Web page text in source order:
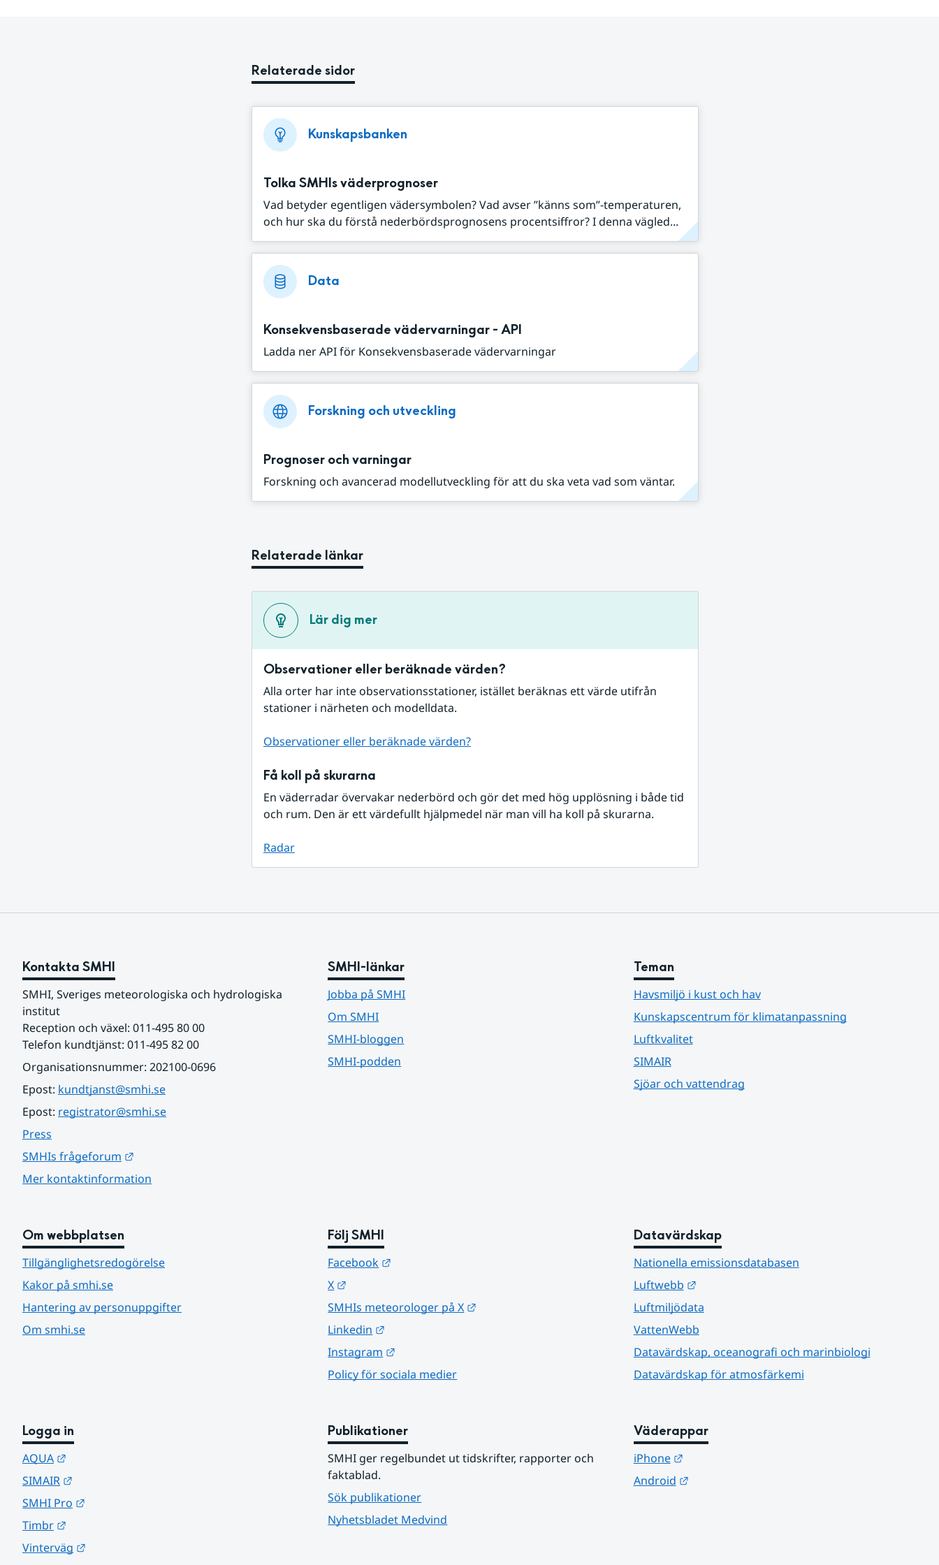
Relaterade sidor
Kunskapsbanken
Tolka SMHIs väderprognoser
Vad betyder egentligen vädersymbolen? Vad avser ”känns som”-temperaturen,
och hur ska du förstå nederbördsprognosens procentsiffror? I denna vägled...
Data
Konsekvensbaserade vädervarningar - API
Ladda ner API för Konsekvensbaserade vädervarningar
Forskning och utveckling
Prognoser och varningar
Forskning och avancerad modellutveckling för att du ska veta vad som väntar.
Relaterade länkar
Lär dig mer
Observationer eller beräknade värden?
Alla orter har inte observationsstationer, istället beräknas ett värde utifrån
stationer i närheten och modelldata.
Observationer eller beräknade värden?
Få koll på skurarna
En väderradar övervakar nederbörd och gör det med hög upplösning i både tid
och rum. Den är ett värdefullt hjälpmedel när man vill ha koll på skurarna.
Radar
Kontakta SMHI
SMHI, Sveriges meteorologiska och hydrologiska
institut
Reception och växel: 011-495 80 00
Telefon kundtjänst: 011-495 82 00
Organisationsnummer: 202100-0696
Epost: kundtjanst@smhi.se
Epost: registrator@smhi.se
Press
SMHIs frågeforum
Mer kontaktinformation
SMHI-länkar
Jobba på SMHI
Om SMHI
SMHI-bloggen
SMHI-podden
Teman
Havsmiljö i kust och hav
Kunskapscentrum för klimatanpassning
Luftkvalitet
SIMAIR
Sjöar och vattendrag
Om webbplatsen
Tillgänglighetsredogörelse
Kakor på smhi.se
Hantering av personuppgifter
Om smhi.se
Följ SMHI
Facebook
X
SMHIs meteorologer på X
Linkedin
Instagram
Policy för sociala medier
Datavärdskap
Nationella emissionsdatabasen
Luftwebb
Länk till annan webbplats.
Luftmiljödata
VattenWebb
Datavärdskap, oceanografi och marinbiologi
Datavärdskap för atmosfärkemi
Logga in
AQUA
SIMAIR
SMHI Pro
Timbr
Vinterväg
Publikationer
SMHI ger regelbundet ut tidskrifter, rapporter och
faktablad.
Sök publikationer
Nyhetsbladet Medvind
Väderappar
iPhone
Länk till annan webbplats.
Android
Länk till annan webbplats.